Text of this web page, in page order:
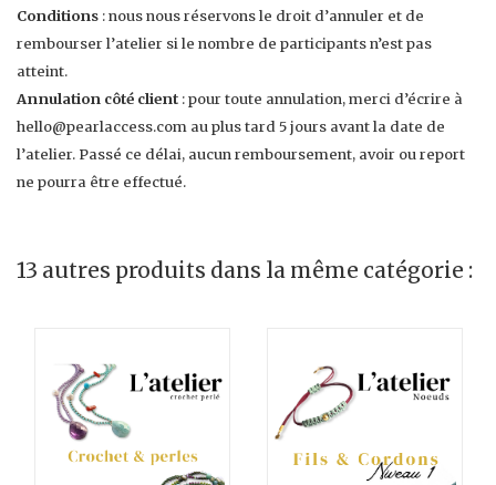
Conditions : nous nous réservons le droit d’annuler et de
rembourser l’atelier si le nombre de participants n’est pas
atteint.
Annulation côté client : pour toute annulation, merci d’écrire à
hello@pearlaccess.com au plus tard 5 jours avant la date de
l’atelier. Passé ce délai, aucun remboursement, avoir ou report
ne pourra être effectué.
13 autres produits dans la même catégorie :